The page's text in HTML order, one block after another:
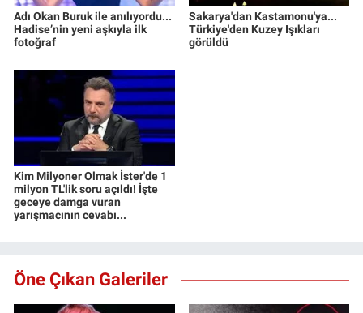
Adı Okan Buruk ile anılıyordu...
Hadise’nin yeni aşkıyla ilk
fotoğraf
Sakarya'dan Kastamonu'ya...
Türkiye'den Kuzey Işıkları
görüldü
Kim Milyoner Olmak İster'de 1
milyon TL'lik soru açıldı! İşte
geceye damga vuran
yarışmacının cevabı...
Öne Çıkan Galeriler